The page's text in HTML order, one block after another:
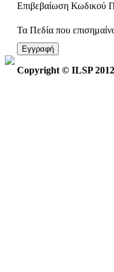
Επιβεβαίωση Κωδικού
Τα Πεδία που
Εγγραφή
Copyright © ILSP 2012